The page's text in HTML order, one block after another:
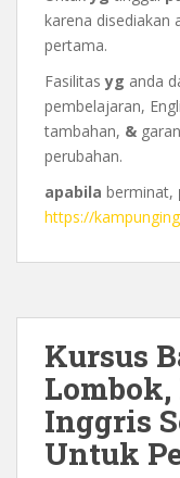
karena disediakan
pertama.
Fasilitasyg anda
pembelajaran,
tambahan, &
perubahan.
apabila berminat,
https://
Kursus
Inggris
Untuk